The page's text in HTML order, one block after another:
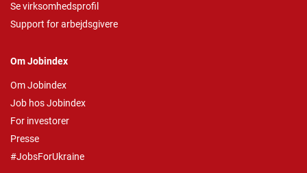
Se virksomhedsprofil
Support for arbejdsgivere
Om Jobindex
Om Jobindex
Job hos Jobindex
For investorer
Presse
#JobsForUkraine